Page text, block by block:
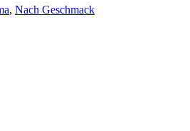
, Nach Geschmack